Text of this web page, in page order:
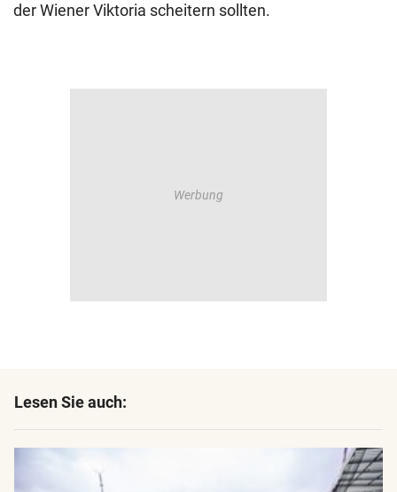
der Wiener Viktoria scheitern sollten.
Lesen Sie auch: